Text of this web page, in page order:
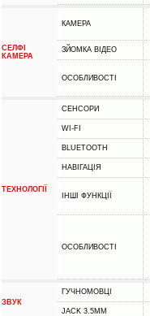
СЕЛФІ
КАМЕРА
КАМЕРА
ЗЙОМКА ВІДЕО
ОСОБЛИВОСТІ
ТЕХНОЛОГІЇ
СЕНСОРИ
WI-FI
BLUETOOTH
НАВІГАЦІЯ
ІНШІ ФУНКЦІЇ
ОСОБЛИВОСТІ
ЗВУК
ГУЧНОМОВЦІ
JACK 3.5MM